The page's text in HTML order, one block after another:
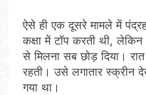
ऐसे ही एक दूसरे मामले में
कक्षा में टॉप करती थी,
से मिलना सब छोड़ दिया।
रहती। उसे लगातार स्क्रीन
गया था।